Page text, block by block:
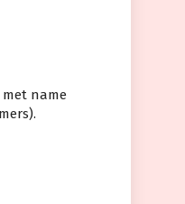
name